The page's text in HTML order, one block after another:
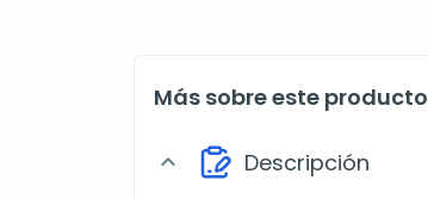
Más sobre este producto
expand_more Descripción